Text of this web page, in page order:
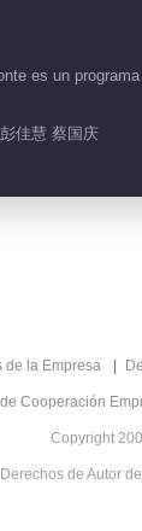
es un
佳慧 蔡国庆
de la Empresa
Cooperación
Copyright
Derechos de Autor